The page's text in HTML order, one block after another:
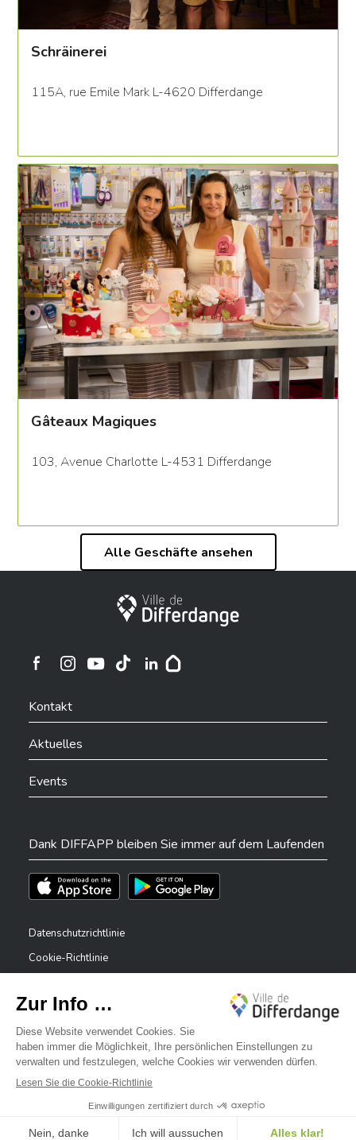
Schräinerei
115A, rue Emile Mark L-4620 Differdange
Gâteaux Magiques
103, Avenue Charlotte L-4531 Differdange
Alle Geschäfte ansehen
Stadt Differdingen
Ville de Differdange sur Instagram
Kontakt
Aktuelles
Events
Dank DIFFAPP bleiben Sie immer auf dem Laufenden
Téléchargez l'app sur l'App StoreTéléchargez l'app sur Play Store
Datenschutzrichtlinie
Cookie-Richtlinie
Erklärung zur Barrierefreiheit
Meldesystem – Whistleblower
✕
Bonjour, comment puis-je vous aider ?